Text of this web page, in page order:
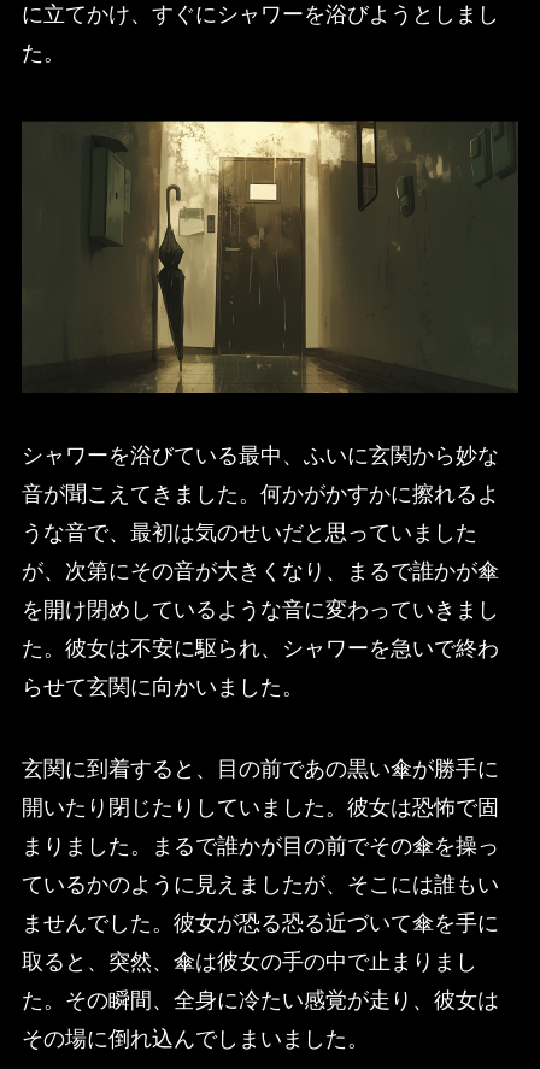
に立てかけ、すぐにシャワーを浴びようとしまし
た。
シャワーを浴びている最中、ふいに玄関から妙な
音が聞こえてきました。何かがかすかに擦れるよ
うな音で、最初は気のせいだと思っていました
が、次第にその音が大きくなり、まるで誰かが傘
を開け閉めしているような音に変わっていきまし
た。彼女は不安に駆られ、シャワーを急いで終わ
らせて玄関に向かいました。
玄関に到着すると、目の前であの黒い傘が勝手に
開いたり閉じたりしていました。彼女は恐怖で固
まりました。まるで誰かが目の前でその傘を操っ
ているかのように見えましたが、そこには誰もい
ませんでした。彼女が恐る恐る近づいて傘を手に
取ると、突然、傘は彼女の手の中で止まりまし
た。その瞬間、全身に冷たい感覚が走り、彼女は
その場に倒れ込んでしまいました。